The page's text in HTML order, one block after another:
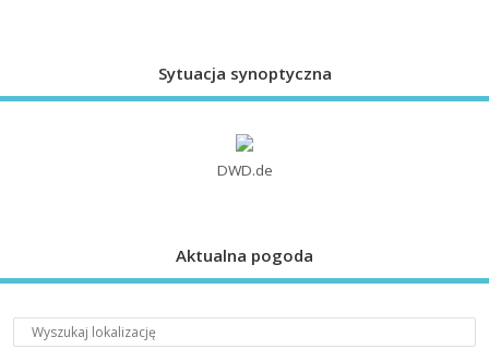
Sytuacja synoptyczna
DWD.de
Aktualna pogoda